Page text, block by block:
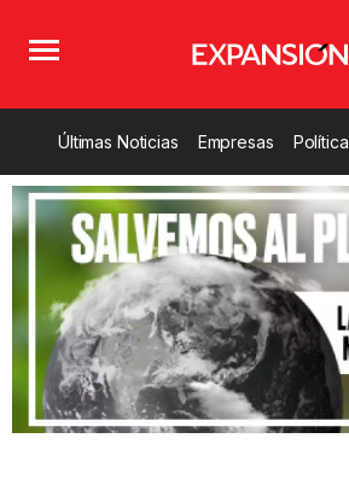
Últimas Noticias Empresas Política